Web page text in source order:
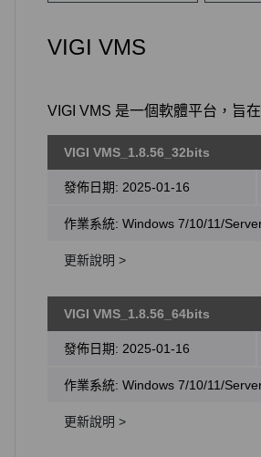
VIGI VMS
VIGI VMS 是一個軟體平台，旨
VIGI VMS_1.8.56_32bits
發佈日期: 2025-01-16
作業系統: Windows 7/10/11/
更新說明 >
VIGI VMS_1.8.56_64bits
發佈日期: 2025-01-16
作業系統: Windows 7/10/11/
更新說明 >